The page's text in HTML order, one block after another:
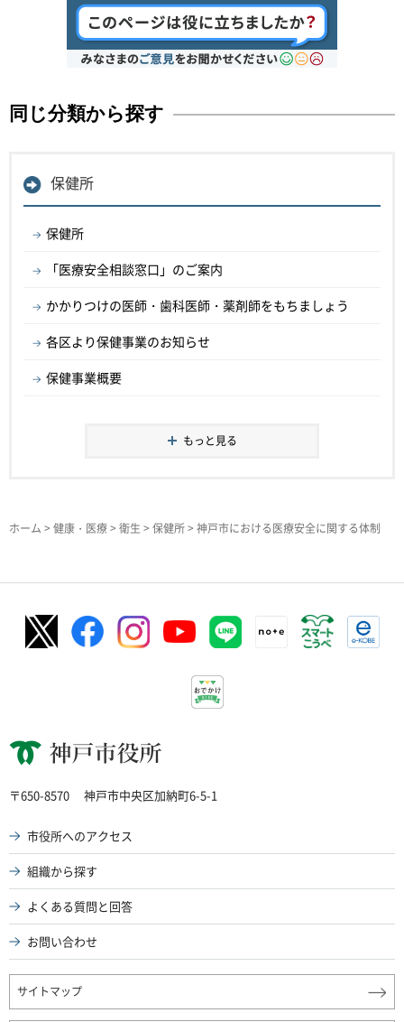
同じ分類から探す
保健所
保健所
「医療安全相談窓口」のご案内
かかりつけの医師・歯科医師・薬剤師をもちましょう
各区より保健事業のお知らせ
保健事業概要
もっと見る
ホーム > 健康・医療> 衛生 > 保健所> 神戸市における医療安全に関する体制
神戸市役所
〒650-8570 神戸市中央区加納町6-5-1
市役所へのアクセス
組織から探す
よくある質問と回答
お問い合わせ
サイトマップ